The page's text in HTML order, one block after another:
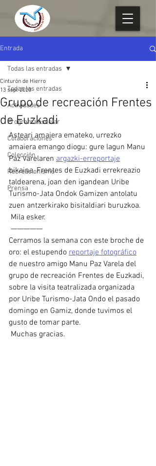
Entrada
Todas las entradas
Actividades
Programa escolar
Colaboraciones
Colección
Recreacionismo
Prensa
Todas las entradas
Grupo de recreación Frentes
de Euzkadi
Cinturón de Hierro
13 sept 2020
Asteari amaiera emateko, urrezko
amaiera emango diogu: gure lagun Manu
Paz Varelaren argazki-erreportaje
bikaina, Frentes de Euzkadi errekreazio
taldearena, joan den igandean Uribe
Turismo-Jata Ondok Gamizen antolatu
zuen antzerkirako bisitaldiari buruzkoa.
Mila esker.
—————
Cerramos la semana con este broche de
oro: el estupendo reportaje fotográfico
de nuestro amigo Manu Paz Varela del
grupo de recreación Frentes de Euzkadi,
sobre la visita teatralizada organizada
por Uribe Turismo-Jata Ondo el pasado
domingo en Gamiz, donde tuvimos el
gusto de tomar parte.
Muchas gracias.